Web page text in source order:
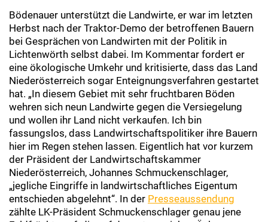
Bödenauer unterstützt die Landwirte, er war im letzten
Herbst nach der Traktor-Demo der betroffenen Bauern
bei Gesprächen von Landwirten mit der Politik in
Lichtenwörth selbst dabei. Im Kommentar fordert er
eine ökologische Umkehr und kritisierte, dass das Land
Niederösterreich sogar Enteignungsverfahren gestartet
hat. „In diesem Gebiet mit sehr fruchtbaren Böden
wehren sich neun Landwirte gegen die Versiegelung
und wollen ihr Land nicht verkaufen. Ich bin
fassungslos, dass Landwirtschaftspolitiker ihre Bauern
hier im Regen stehen lassen. Eigentlich hat vor kurzem
der Präsident der Landwirtschaftskammer
Niederösterreich, Johannes Schmuckenschlager,
„jegliche Eingriffe in landwirtschaftliches Eigentum
entschieden abgelehnt“. In der Presseaussendung
zählte LK-Präsident Schmuckenschlager genau jene